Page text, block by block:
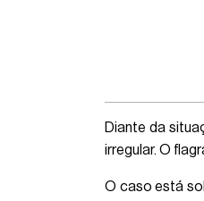
Diante da
irregular. O
O caso está